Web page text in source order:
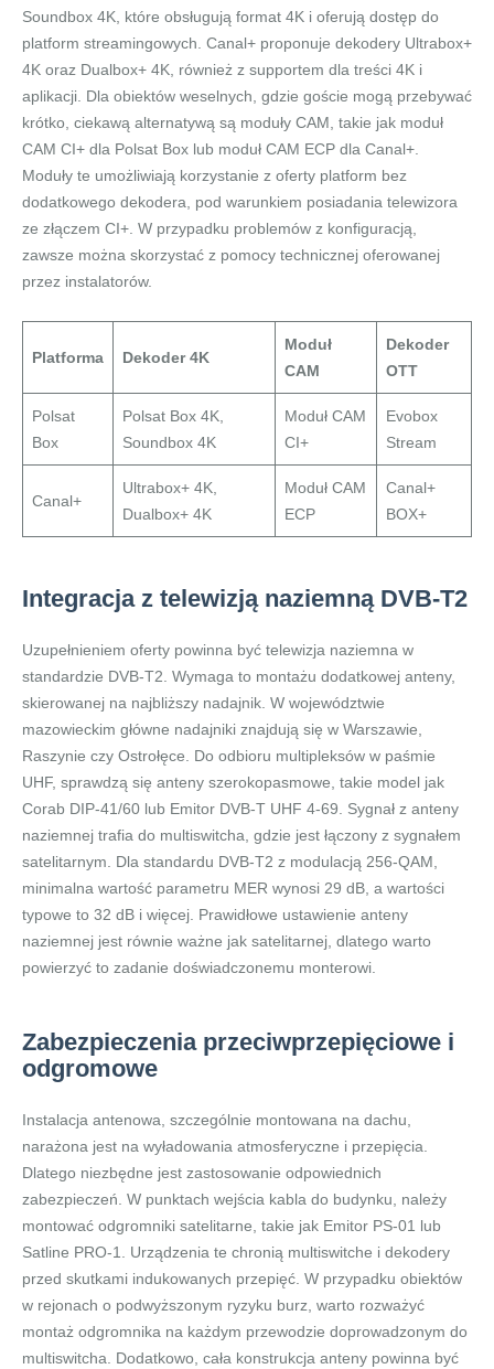
Soundbox 4K, które obsługują format 4K i oferują dostęp do
platform streamingowych. Canal+ proponuje dekodery Ultrabox+
4K oraz Dualbox+ 4K, również z supportem dla treści 4K i
aplikacji. Dla obiektów weselnych, gdzie goście mogą przebywać
krótko, ciekawą alternatywą są moduły CAM, takie jak moduł
CAM CI+ dla Polsat Box lub moduł CAM ECP dla Canal+.
Moduły te umożliwiają korzystanie z oferty platform bez
dodatkowego dekodera, pod warunkiem posiadania telewizora
ze złączem CI+. W przypadku problemów z konfiguracją,
zawsze można skorzystać z pomocy technicznej oferowanej
przez instalatorów.
Platforma Dekoder 4K
Moduł
CAM
Dekoder
OTT
Polsat
Box
Polsat Box 4K,
Soundbox 4K
Moduł CAM
CI+
Evobox
Stream
Canal+
Ultrabox+ 4K,
Dualbox+ 4K
Moduł CAM
ECP
Canal+
BOX+
Integracja z telewizją naziemną DVB-T2
Uzupełnieniem oferty powinna być telewizja naziemna w
standardzie DVB-T2. Wymaga to montażu dodatkowej anteny,
skierowanej na najbliższy nadajnik. W województwie
mazowieckim główne nadajniki znajdują się w Warszawie,
Raszynie czy Ostrołęce. Do odbioru multipleksów w paśmie
UHF, sprawdzą się anteny szerokopasmowe, takie model jak
Corab DIP-41/60 lub Emitor DVB-T UHF 4-69. Sygnał z anteny
naziemnej trafia do multiswitcha, gdzie jest łączony z sygnałem
satelitarnym. Dla standardu DVB-T2 z modulacją 256-QAM,
minimalna wartość parametru MER wynosi 29 dB, a wartości
typowe to 32 dB i więcej. Prawidłowe ustawienie anteny
naziemnej jest równie ważne jak satelitarnej, dlatego warto
powierzyć to zadanie doświadczonemu monterowi.
Zabezpieczenia przeciwprzepięciowe i
odgromowe
Instalacja antenowa, szczególnie montowana na dachu,
narażona jest na wyładowania atmosferyczne i przepięcia.
Dlatego niezbędne jest zastosowanie odpowiednich
zabezpieczeń. W punktach wejścia kabla do budynku, należy
montować odgromniki satelitarne, takie jak Emitor PS-01 lub
Satline PRO-1. Urządzenia te chronią multiswitche i dekodery
przed skutkami indukowanych przepięć. W przypadku obiektów
w rejonach o podwyższonym ryzyku burz, warto rozważyć
montaż odgromnika na każdym przewodzie doprowadzonym do
multiswitcha. Dodatkowo, cała konstrukcja anteny powinna być